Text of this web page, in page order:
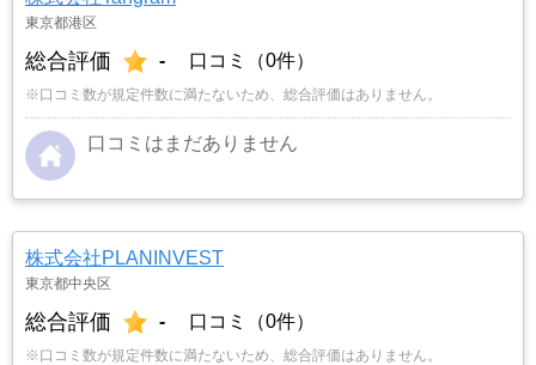
東京都港区
総合評価 - 口コミ（0件）
※口コミ数が規定件数に満たないため、総合評価はありません。
口コミはまだありません
株式会社PLANINVEST
東京都中央区
総合評価 - 口コミ（0件）
※口コミ数が規定件数に満たないため、総合評価はありません。